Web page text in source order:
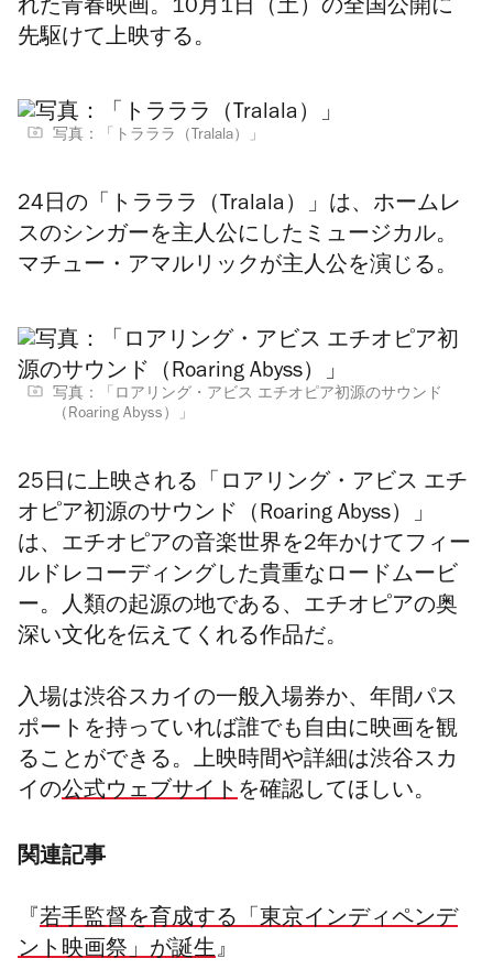
れた青春映画。10月1日（土）の全国公開に
先駆けて上映する。
写真：「トラララ（Tralala）」
24日の「トラララ（Tralala）」は、ホームレ
スのシンガーを主人公にしたミュージカル。
マチュー・アマルリックが主人公を演じる。
写真：「ロアリング・アビス エチオピア初源のサウンド
（Roaring Abyss）」
25日に上映される「ロアリング・アビス エチ
オピア初源のサウンド（Roaring Abyss）」
は、エチオピアの音楽世界を2年かけてフィー
ルドレコーディングした貴重なロードムービ
ー。人類の起源の地である、エチオピアの奥
深い文化を伝えてくれる作品だ。
入場は渋谷スカイの一般入場券か、年間パス
ポートを持っていれば誰でも自由に映画を観
ることができる。上映時間や詳細は渋谷スカ
イの公式ウェブサイトを確認してほしい。
関連記事
『 若手監督を育成する「東京インディペンデ
ント映画祭」が誕生』